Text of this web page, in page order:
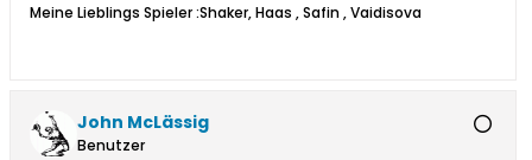
Meine Lieblings Spieler :Shaker, Haas , Safin , Vaidisova
John McLässig
Benutzer